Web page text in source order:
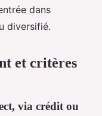
dans
diversifié.
et critères
via crédit ou